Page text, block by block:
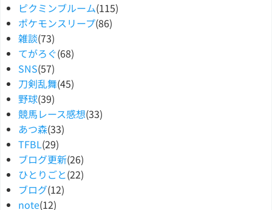
ピクミンブルーム(115)
ポケモンスリープ(86)
雑談(73)
てがろぐ(68)
SNS(57)
刀剣乱舞(45)
野球(39)
競馬レース感想(33)
あつ森(33)
TFBL(29)
ブログ更新(26)
ひとりごと(22)
ブログ(12)
note(12)